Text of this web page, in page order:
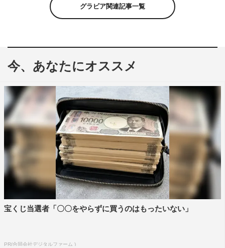
グラビア関連記事一覧
今、あなたにオススメ
宝くじ当選者「〇〇をやらずに買うのはもったいない」
PR(合同会社デジタルファーム )